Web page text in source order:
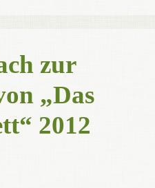
zur
„Das
2012